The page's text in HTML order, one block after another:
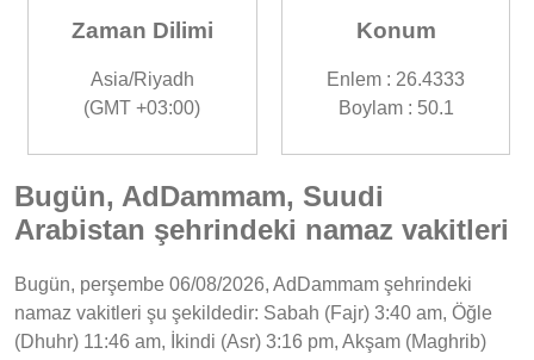
Zaman Dilimi
Asia/Riyadh
(GMT +03:00)
Konum
Enlem : 26.4333
Boylam : 50.1
Bugün, AdDammam, Suudi
Arabistan şehrindeki namaz vakitleri
Bugün, perşembe 06/08/2026, AdDammam şehrindeki
namaz vakitleri şu şekildedir: Sabah (Fajr) 3:40 am, Öğle
(Dhuhr) 11:46 am, İkindi (Asr) 3:16 pm, Akşam (Maghrib)